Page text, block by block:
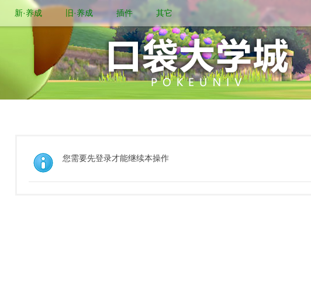
新·养成 旧·养成 插件 其它
您需要先登录才能继续本操作